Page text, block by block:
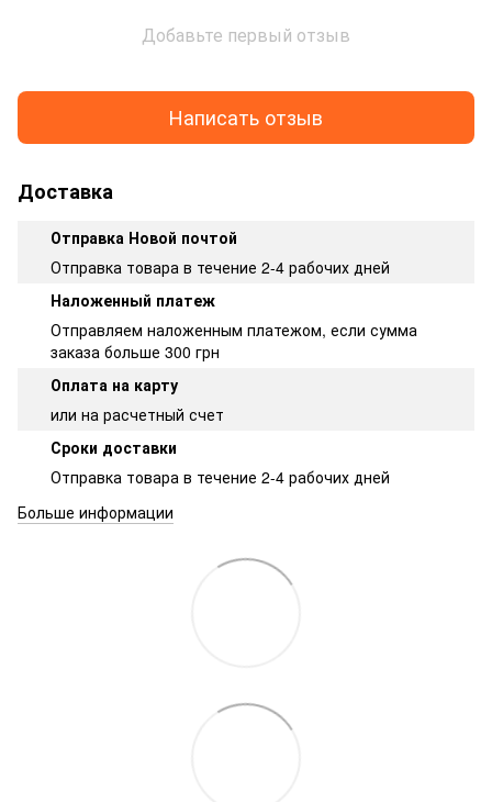
Добавьте первый отзыв
Написать отзыв
Доставка
Отправка Новой почтой
Отправка товара в течение 2-4 рабочих дней
Наложенный платеж
Отправляем наложенным платежом, если сумма
заказа больше 300 грн
Оплата на карту
или на расчетный счет
Сроки доставки
Отправка товара в течение 2-4 рабочих дней
Больше информации